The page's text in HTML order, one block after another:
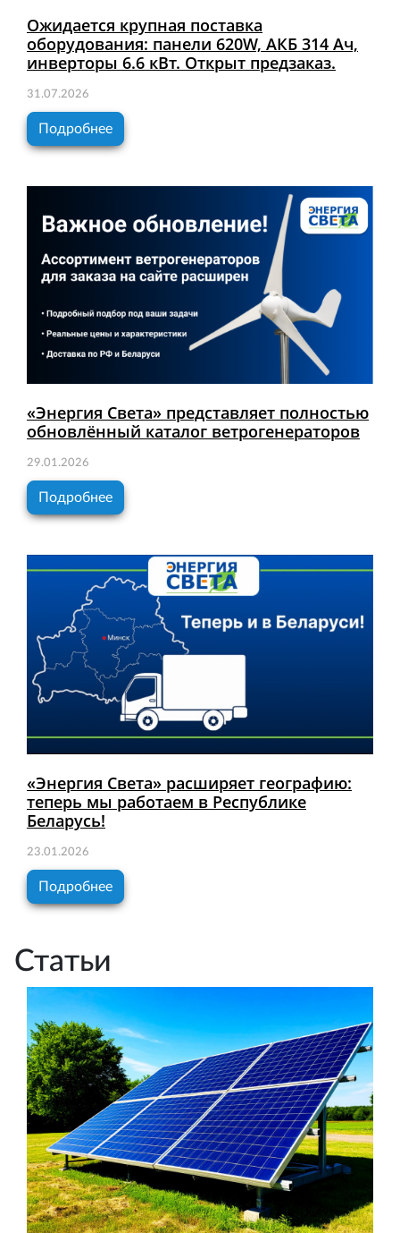
Ожидается крупная поставка
оборудования: панели 620W, АКБ 314 Ач,
инверторы 6.6 кВт. Открыт предзаказ.
31.07.2026
Подробнее
«Энергия Света» представляет полностью
обновлённый каталог ветрогенераторов
29.01.2026
Подробнее
«Энергия Света» расширяет географию:
теперь мы работаем в Республике
Беларусь!
23.01.2026
Подробнее
Статьи